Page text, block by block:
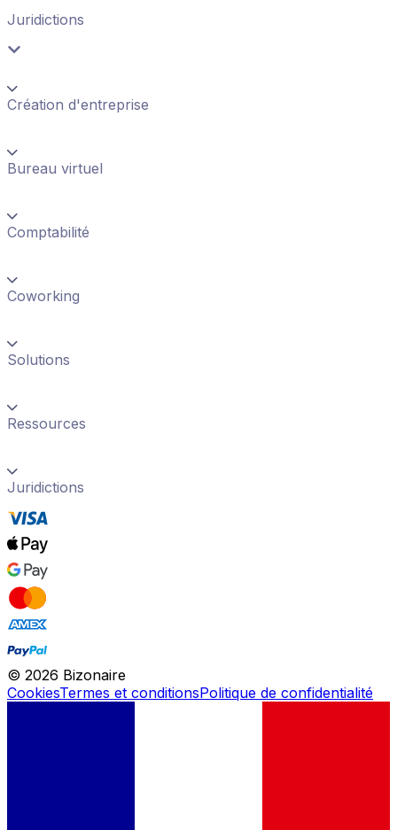
Juridictions
Création d'entreprise
Bureau virtuel
Comptabilité
Coworking
Solutions
Ressources
Juridictions
© 2026 Bizonaire
CookiesTermes et conditionsPolitique de confidentialité